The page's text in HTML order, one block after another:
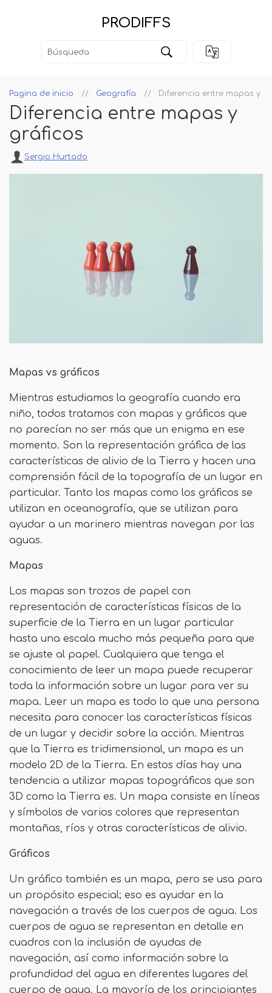
PRODIFFS
Pagina de inicio Geografía Diferencia entre mapas y
Diferencia entre mapas y
gráficos
Sergio Hurtado
Mapas vs gráficos
Mientras estudiamos la geografía cuando era
niño, todos tratamos con mapas y gráficos que
no parecían no ser más que un enigma en ese
momento. Son la representación gráfica de las
características de alivio de la Tierra y hacen una
comprensión fácil de la topografía de un lugar en
particular. Tanto los mapas como los gráficos se
utilizan en oceanografía, que se utilizan para
ayudar a un marinero mientras navegan por las
aguas.
Mapas
Los mapas son trozos de papel con
representación de características físicas de la
superficie de la Tierra en un lugar particular
hasta una escala mucho más pequeña para que
se ajuste al papel. Cualquiera que tenga el
conocimiento de leer un mapa puede recuperar
toda la información sobre un lugar para ver su
mapa. Leer un mapa es todo lo que una persona
necesita para conocer las características físicas
de un lugar y decidir sobre la acción. Mientras
que la Tierra es tridimensional, un mapa es un
modelo 2D de la Tierra. En estos días hay una
tendencia a utilizar mapas topográficos que son
3D como la Tierra es. Un mapa consiste en líneas
y símbolos de varios colores que representan
montañas, ríos y otras características de alivio.
Gráficos
Un gráfico también es un mapa, pero se usa para
un propósito especial; eso es ayudar en la
navegación a través de los cuerpos de agua. Los
cuerpos de agua se representan en detalle en
cuadros con la inclusión de ayudas de
navegación, así como información sobre la
profundidad del agua en diferentes lugares del
cuerpo de agua. La mayoría de los principiantes